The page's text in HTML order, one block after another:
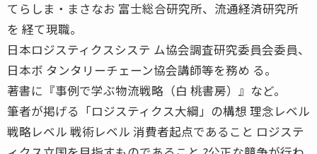
てらしま・まさなお 富士総合研究所、流通経済研究所
を 経て現職。
日本ロジスティクスシステ ム協会調査研究委員会委員、
日本ボ タンタリーチェーン協会講師等を務め る。
著書に『事例で学ぶ物流戦略（白 桃書房）』など。
筆者が掲げる「ロジスティクス大綱」の構想 理念レベル
戦略レベル 戦術レベル 消費者起点であること ロジステ